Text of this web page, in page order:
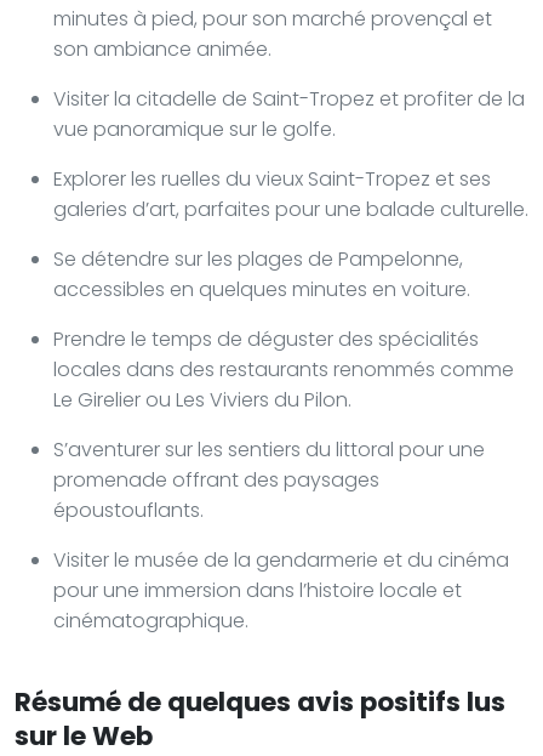
minutes à pied, pour son marché provençal et
son ambiance animée.
Visiter la citadelle de Saint-Tropez et profiter de la
vue panoramique sur le golfe.
Explorer les ruelles du vieux Saint-Tropez et ses
galeries d’art, parfaites pour une balade culturelle.
Se détendre sur les plages de Pampelonne,
accessibles en quelques minutes en voiture.
Prendre le temps de déguster des spécialités
locales dans des restaurants renommés comme
Le Girelier ou Les Viviers du Pilon.
S’aventurer sur les sentiers du littoral pour une
promenade offrant des paysages
époustouflants.
Visiter le musée de la gendarmerie et du cinéma
pour une immersion dans l’histoire locale et
cinématographique.
Résumé de quelques avis positifs lus
sur le Web